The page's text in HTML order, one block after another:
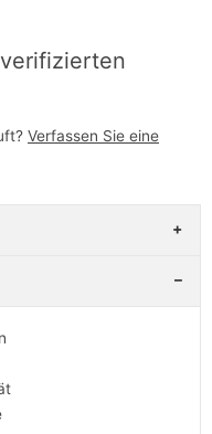
Verfassen Sie eine